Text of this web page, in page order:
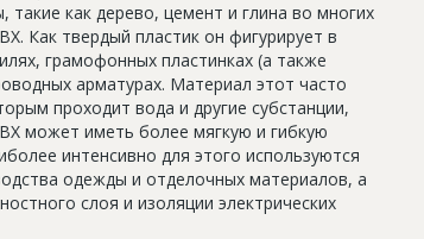
как дерево, цемент и глина во многих
Как твердый пластик он фигурирует в
грамофонных пластинках (а также
арматурах. Материал этот часто
проходит вода и другие субстанции,
может иметь более мягкую и гибкую
интенсивно для этого используются
одежды и отделочных материалов, а
слоя и изоляции электрических